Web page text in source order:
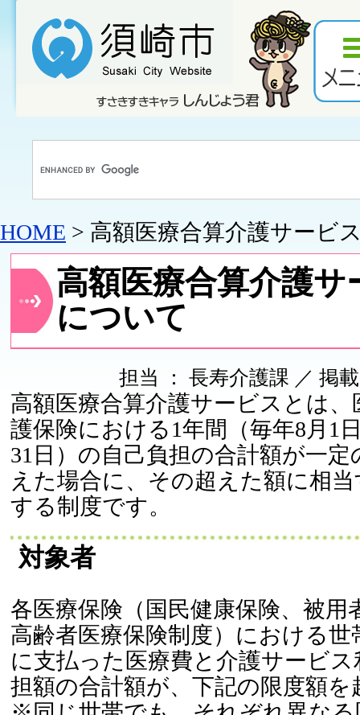
HOME > 高額医療合算介護サービ
高額医療合算介護サ
について
担当 ： 長寿介護課 ／ 掲
高額医療合算介護サービスとは、
護保険における1年間（毎年8月1
31日）の自己負担の合計額が一定
えた場合に、その超えた額に相
する制度です。
対象者
各医療保険（国民健康保険、被用
高齢者医療保険制度）における世
に支払った医療費と介護サービ
担額の合計額が、下記の限度額を